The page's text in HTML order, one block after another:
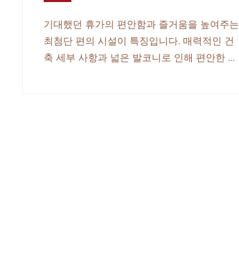
기대했던 휴가의 편안함과 즐거움을 높여주는
최첨단 편의 시설이 특징입니다. 매력적인 건
축 세부 사항과 넓은 발코니로 인해 편안한 숙